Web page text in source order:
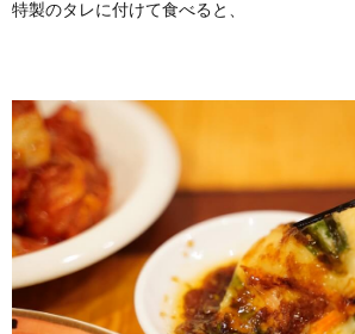
特製のタレに付けて食べると、